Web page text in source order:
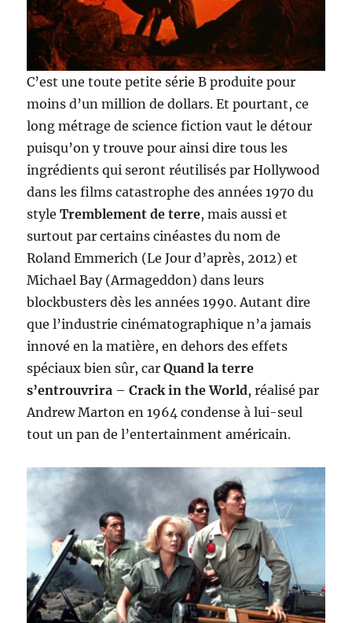
C’est une toute petite série B produite pour
moins d’un million de dollars. Et pourtant, ce
long métrage de science fiction vaut le détour
puisqu’on y trouve pour ainsi dire tous les
ingrédients qui seront réutilisés par Hollywood
dans les films catastrophe des années 1970 du
styleTremblement de terre, mais aussi et
surtout par certains cinéastes du nom de
Roland Emmerich (Le Jour d’après, 2012) et
Michael Bay (Armageddon) dans leurs
blockbusters dès les années 1990. Autant dire
que l’industrie cinématographique n’a jamais
innové en la matière, en dehors des effets
spéciaux bien sûr, carQuand la terre
s’entrouvrira –Crack in the World, réalisé par
Andrew Marton en 1964 condense à lui-seul
tout un pan de l’entertainment américain.